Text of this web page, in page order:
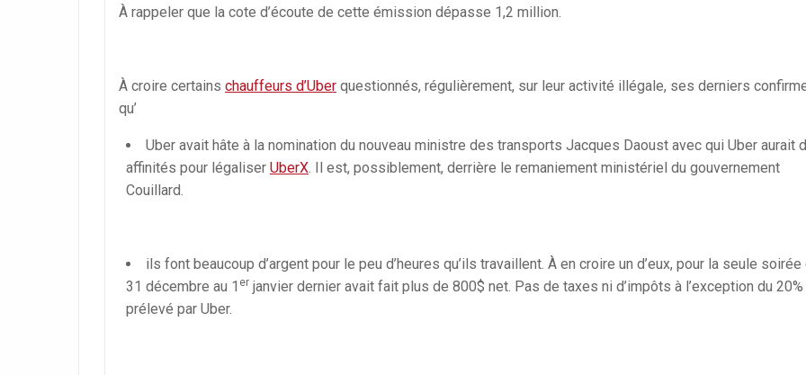
À rappeler que la cote d’écoute de cette émission dépasse 1,2 million.
À croire certains chauffeurs d’Uber questionnés, régulièrement, sur leur activité illégale, ses derniers
qu’
Uber avait hâte à la nomination du nouveau ministre des transports Jacques Daoust avec qui Uber aurait
affinités pour légaliser UberX . Il est, possiblement, derrière le remaniement ministériel du gouvernement
Couillard.
ils font beaucoup d’argent pour le peu d’heures qu’ils travaillent. À en croire un d’eux, pour la seule soirée
31 décembre au 1 er janvier dernier avait fait plus de 800$ net. Pas de taxes ni d’impôts à l’exception du
prélevé par Uber.